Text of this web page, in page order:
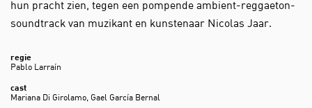
hun pracht zien, tegen een pompende ambient-reggaeton-
soundtrack van muzikant en kunstenaar Nicolas Jaar.
regie
Pablo Larraín
cast
Mariana Di Girolamo, Gael García Bernal